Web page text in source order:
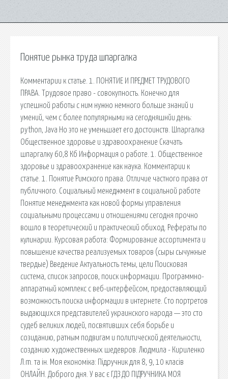
Понятие рынка труда шпаргалка
Комментарии к статье. 1. ПОНЯТИЕ И ПРЕДМЕТ ТРУДОВОГО
ПРАВА. Трудовое право - совокупность. Конечно для
успешной работы с ним нужно немного больше знаний и
умений, чем с более популярными на сегодняшнйи день:
python, Java Но это не уменьшает его достоинств. Шпаргалка
Общественное здоровье и здравоохранение Скачать
шпаргалку 60,8 Кб Информация о работе. 1. Общественное
здоровье и здравоохранение как наука. Комментарии к
статье. 1. Понятие Римского права. Отличие частного права от
публичного. Социальный менеджмент в социальной работе
Понятие менеджмента как новой формы управления
социальными процессами и отношениями сегодня прочно
вошло в теоретический и практический обиход. Рефераты по
кулинарии. Курсовая работа: Формирование ассортимента и
повышение качества реализуемых товаров (сыры сычужные
твердые) Введение Актуальность темы, цели Поисковая
сиcтема, список запросов, поиск информации. Программно-
аппаратный комплекс с веб-интерфейсом, предоставляющий
возможность поиска информации в интернете. Сто портретов
выдающихся представителей украинского народа — это сто
судеб великих людей, посвятивших себя борьбе и
созиданию, ратным подвигам и политической деятельности,
созданию художественных шедевров. Людмила - Кириленко
Л.m. та ін. Моя економіка: Підручник для 8, 9, 10 класів
ОНЛАЙН. Доброго дня. У вас є ГДЗ ДО ПІДРУЧНИКА МОЯ